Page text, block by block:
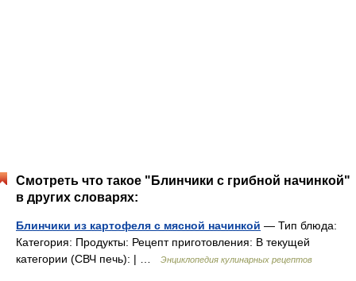
Смотреть что такое "Блинчики с грибной начинкой"
в других словарях:
Блинчики из картофеля с мясной начинкой — Тип блюда:
Категория: Продукты: Рецепт приготовления: В текущей
категории (СВЧ печь): | …
Энциклопедия кулинарных рецептов